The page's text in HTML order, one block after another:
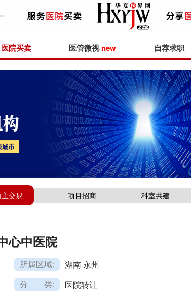
医院买卖 医管微视new 自荐求职
主交易 项目招商 科室共建
心中医院
所属区域:
湖南 永州
分 类:
医院转让